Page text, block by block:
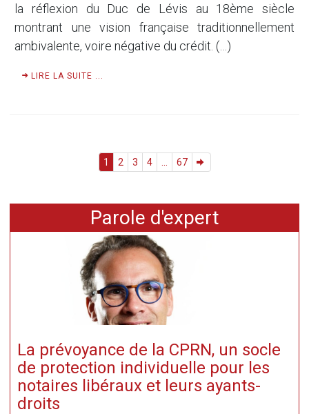
la réflexion du Duc de Lévis au 18ème siècle
montrant une vision française traditionnellement
ambivalente, voire négative du crédit. (…)
LIRE LA SUITE ...
1 2 3 4 67
Parole d'expert
La prévoyance de la CPRN, un socle
de protection individuelle pour les
notaires libéraux et leurs ayants-
droits